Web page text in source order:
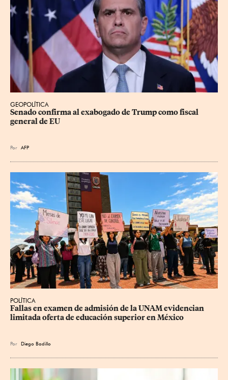
GEOPOLÍTICA
Senado confirma al exabogado de Trump como fiscal
general de EU
Por AFP
POLÍTICA
Fallas en examen de admisión de la UNAM evidencian
limitada oferta de educación superior en México
Por Diego Badillo